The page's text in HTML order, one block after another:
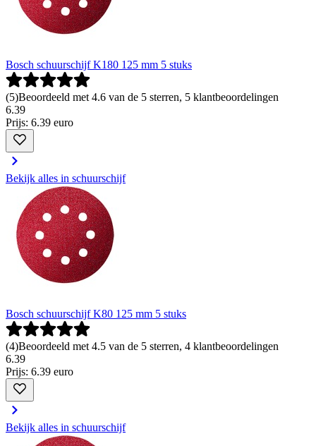
Bosch schuurschijf K180 125 mm 5 stuks
(5)Beoordeeld met 4.6 van de 5 sterren, 5 klantbeoordelingen
6.39
Prijs: 6.39 euro
Bekijk alles in schuurschijf
Bosch schuurschijf K80 125 mm 5 stuks
(4)Beoordeeld met 4.5 van de 5 sterren, 4 klantbeoordelingen
6.39
Prijs: 6.39 euro
Bekijk alles in schuurschijf